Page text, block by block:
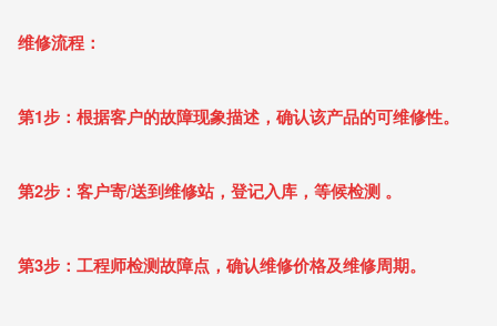
维修流程：
第1步：根据客户的故障现象描述，确认该产品的可维修性。
第2步：客户寄/送到维修站，登记入库，等候检测 。
第3步：工程师检测故障点，确认维修价格及维修周期。